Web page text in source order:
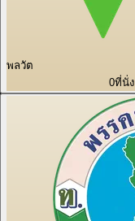
พลวัต
0ที่นั่ง